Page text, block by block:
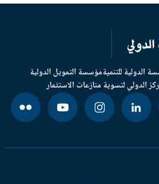
للتنميةمؤسسة التمويل الدولية
الدولي لتسوية منازعات الاستثمار